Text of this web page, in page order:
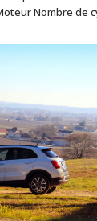
Nombre de